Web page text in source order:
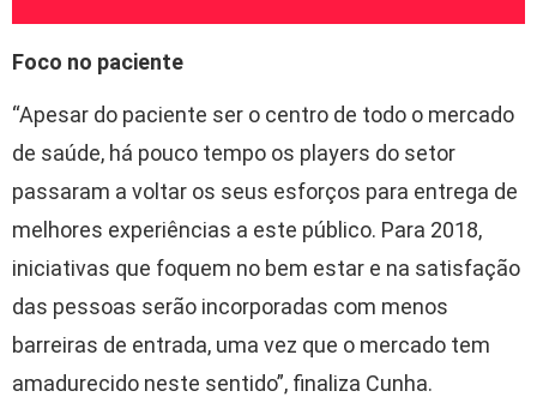
Foco no paciente
“Apesar do paciente ser o centro de todo o mercado
de saúde, há pouco tempo os players do setor
passaram a voltar os seus esforços para entrega de
melhores experiências a este público. Para 2018,
iniciativas que foquem no bem estar e na satisfação
das pessoas serão incorporadas com menos
barreiras de entrada, uma vez que o mercado tem
amadurecido neste sentido”, finaliza Cunha.